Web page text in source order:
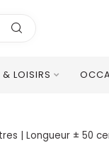
LOISIRS
| Longueur ± 50